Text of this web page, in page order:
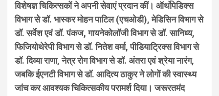
विशेषज्ञ चिकित्सकों ने अपनी सेवाएं प्रदान कीं। ऑर्थोपेडिक्स
विभाग से डॉ. भास्कर मोहन पाटिल (एचओडी), मेडिसिन विभाग से
डॉ. सर्वेश एवं डॉ. पंकज, गायनेकोलॉजी विभाग से डॉ. सानिध्य,
फिजियोथेरेपी विभाग से डॉ. नितेश वर्मा, पीडियाट्रिक्स विभाग से
डॉ. दिव्या राणा, नेत्र रोग विभाग से डॉ. अंतरा एवं श्रेया नारंग,
जबकि ईएनटी विभाग से डॉ. आदित्य ठाकुर ने लोगों की स्वास्थ्य
जांच कर आवश्यक चिकित्सकीय परामर्श दिया। जरूरतमंद